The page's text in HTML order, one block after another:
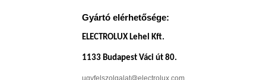
Gyártó elérhetősége:
ELECTROLUX Lehel Kft.
1133 Budapest Váci út 80.
ugyfelszolgalat@electrolux.com